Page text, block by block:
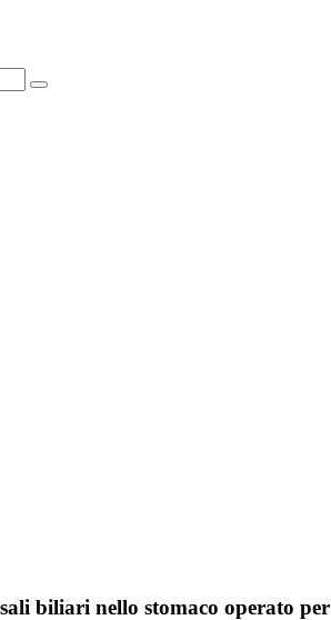
biliari nello stomaco operato